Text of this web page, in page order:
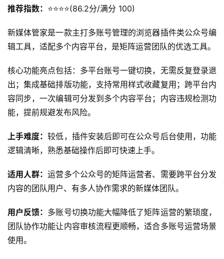
推荐指数： ⭐️⭐️⭐️⭐️(86.2分/满分 100)
新媒体管家是一款主打多账号管理的浏览器插件类公众号编
辑工具，适配多个内容平台，是矩阵运营团队的优选工具。
核心功能亮点包括：多平台账号一键切换，无需反复登录退
出；集成基础排版功能，支持常用样式收藏复用；跨平台内
容同步，一次编辑可分发到多个内容平台；内容违规检测功
能，提前规避发布风险。
上手难度：较低，插件安装后即可在公众号后台使用，功能
逻辑清晰，熟悉基础操作后即可快速上手。
适用人群：运营多个公众号的矩阵运营者、需要跨平台分发
内容的团队用户、有多人协作需求的新媒体团队。
用户反馈： 多账号切换功能大幅降低了矩阵运营的繁琐度，
团队协作功能让内容审核流程更顺畅，适合多账号运营场景
使用。